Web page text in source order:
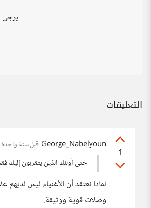
يرجى
التعليقات
1
George_Nabelyoun قبل سنة واحدة
حتى أولئك الذين يتقربون إليك
لماذا نعتقد أن الأغنياء ليس
وصلات قوية ووثيقة.